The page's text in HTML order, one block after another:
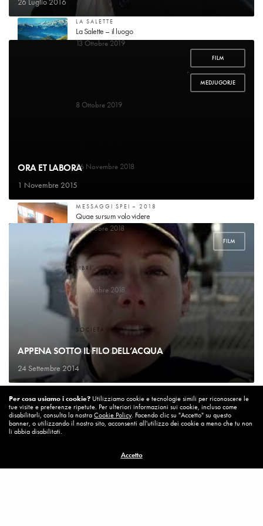
FILM
,
MEDJUGORJE
ORA ET LABORA
1 Novembre 2015
FILM
APPENA SOTTO IL FILO DELL’ACQUA
24 Settembre 2014
LA SALETTE
La Salette – il luogo
13 Ottobre 2019
Guarigione di mademoiselle Marie-Pierrette Gagniard
8 Ottobre 2019
26 Novembre 2018
MESSAGGI SPEI – 2018
Quae sursum volo videre
31 Ottobre 2018
LIBRI
Un bel cambiamento
16 Ottobre 2018
SOCIETA'
Un’Italia vera
15 Ottobre 2018
La vita vince sempre
8 Ottobre 2018
Per cosa usiamo i cookie? Utilizziamo cookie e tecnologie simili per riconoscere le
tue visite e preferenze ripetute. Per ulteriori informazioni sui cookie, incluso come
disabilitarli, consulta la nostraCookie Policy. Facendo clic su "Accetto" su questo
banner, o utilizzando il nostro sito, acconsenti all'utilizzo dei cookie a meno che tu non
li abbia disabilitati.
Accetto